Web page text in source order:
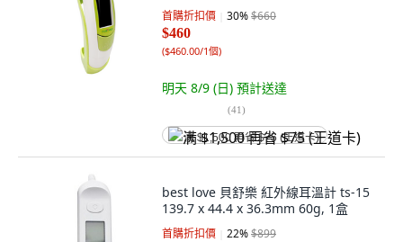
首購折扣價 30%$660
$460
($460.00/1個)
明天 8/9 (日) 預計送達
(41)
满 $1,500 再省 $75 (王道卡)
best love 貝舒樂 紅外線耳溫計 ts-15
139.7 x 44.4 x 36.3mm 60g, 1盒
首購折扣價 22%$899